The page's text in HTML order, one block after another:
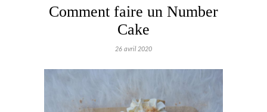
Comment faire un Number
Cake
26 avril 2020